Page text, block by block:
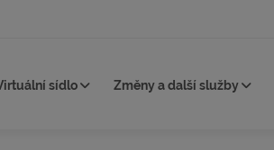
sídlo Změny a další služby